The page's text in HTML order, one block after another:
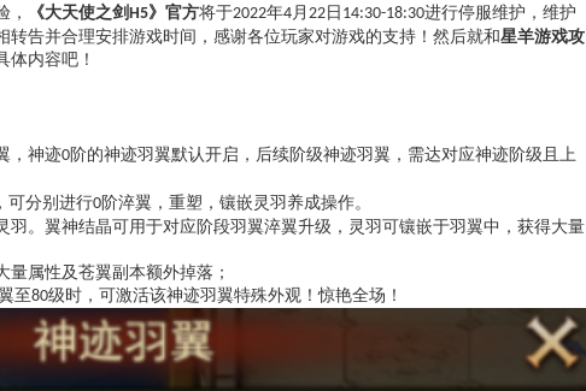
《大天使之剑H5》官方将于2022年4月 22日 14:30-18:30进行停服维护 ，维护
告并合理安排游戏时间，感谢各位玩家对游戏的支持！ 然后就和星羊游戏攻
体内容吧！
，神迹0阶的神迹羽翼默认开启，后续阶级神迹羽翼，需达对应神迹阶级且上
可分别进行0阶淬翼，重塑，镶嵌灵羽养成操作。
。翼神结晶可用于对应阶段羽翼淬翼升级，灵羽可镶嵌于羽翼中，获得大量
属性及苍翼副本额外掉落；
至80级时，可激活该神迹羽翼特殊外观！惊艳全场！